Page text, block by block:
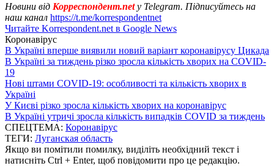
Новини від Корреспондент.net у Telegram. Підписуйтесь на
наш канал https://t.me/korrespondentnet
Читайте Korrespondent.net в Google News
Коронавірус
В Україні вперше виявили новий варіант коронавірусу Цикада
В Україні за тиждень різко зросла кількість хворих на COVID-
19
Нові штами COVID-19: особливості та кількість хворих в
Україні
У Києві різко зросла кількість хворих на коронавірус
В Україні утричі зросла кількість випадків COVID за тиждень
СПЕЦТЕМА: Коронавірус
ТЕГИ: Луганская область
Якщо ви помітили помилку, виділіть необхідний текст і
натисніть Ctrl + Enter, щоб повідомити про це редакцію.